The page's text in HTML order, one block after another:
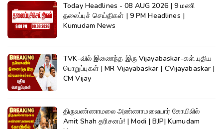
Today Headlines - 08 AUG 2026 | 9 மணி
தலைப்புச் செய்திகள் | 9 PM Headlines |
Kumudam News
TVK-வில் இணைந்த இரு Vijayabaskar-கள்..புதிய
பொறுப்புகள் | MR Vijayabaskar | CVijayabaskar |
CM Vijay
திருவண்ணாமலை அண்ணாமலையார் கோயிலில்
Amit Shah தரிசனம்! | Modi | BJP| Kumudam